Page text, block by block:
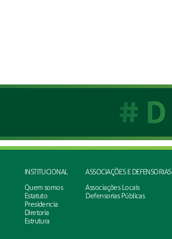
INSTITUCIONAL
Quem somos
Estatuto
Presidencia
Diretoria
Estrutura
ASSOCIAÇÕES E DEFENSORIAS
Associações Locais
Defensorias Públicas